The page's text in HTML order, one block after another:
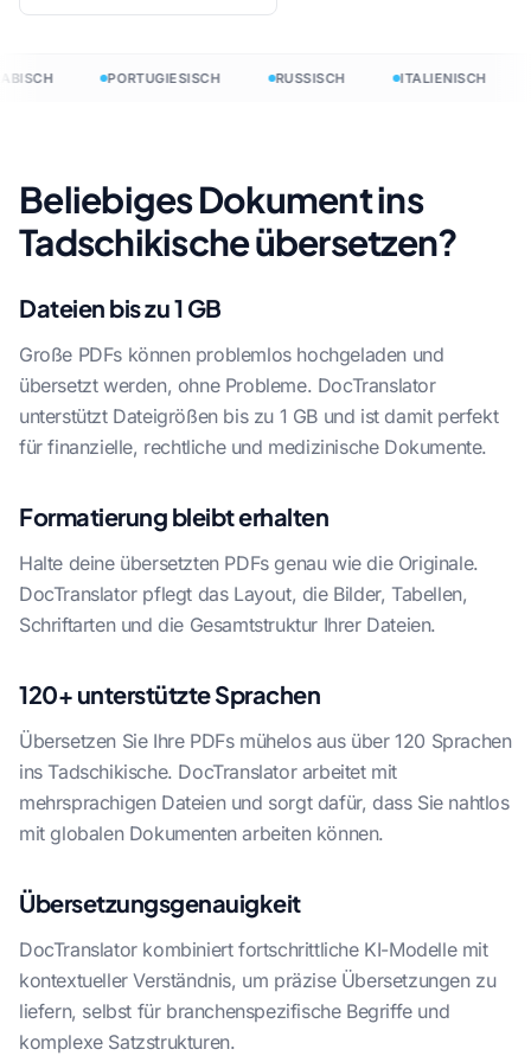
PORTUGIESISCH RUSSISCH ITALIENISCH
Beliebiges Dokument ins
Tadschikische übersetzen?
Dateien bis zu 1 GB
Große PDFs können problemlos hochgeladen und
übersetzt werden, ohne Probleme. DocTranslator
unterstützt Dateigrößen bis zu 1 GB und ist damit perfekt
für finanzielle, rechtliche und medizinische Dokumente.
Formatierung bleibt erhalten
Halte deine übersetzten PDFs genau wie die Originale.
DocTranslator pflegt das Layout, die Bilder, Tabellen,
Schriftarten und die Gesamtstruktur Ihrer Dateien.
120+ unterstützte Sprachen
Übersetzen Sie Ihre PDFs mühelos aus über 120 Sprachen
ins Tadschikische. DocTranslator arbeitet mit
mehrsprachigen Dateien und sorgt dafür, dass Sie nahtlos
mit globalen Dokumenten arbeiten können.
Übersetzungsgenauigkeit
DocTranslator kombiniert fortschrittliche KI-Modelle mit
kontextueller Verständnis, um präzise Übersetzungen zu
liefern, selbst für branchenspezifische Begriffe und
komplexe Satzstrukturen.